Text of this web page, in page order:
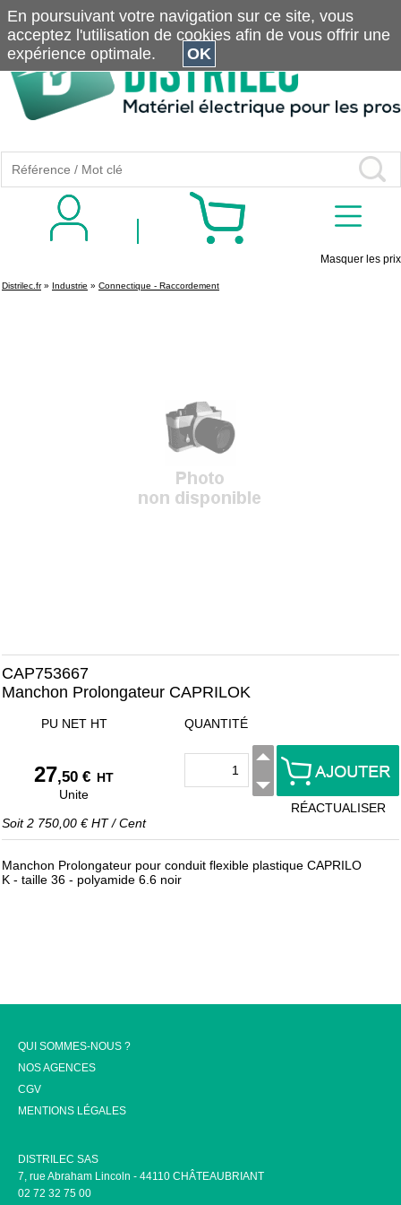
Masquer les prix
Distrilec.fr» Industrie » Connectique - Raccordement
CAP753667
Manchon Prolongateur CAPRILOK
PU NET HT
27,50 € HT
Unite
Soit2 750,00 € HT/Cent
QUANTITÉ
RÉACTUALISER
Manchon Prolongateur pour conduit flexible plastique CAPRILO
K - taille 36 - polyamide 6.6 noir
QUI SOMMES-NOUS ?
NOS AGENCES
CGV
MENTIONS LÉGALES
DISTRILEC SAS
7, rue Abraham Lincoln - 44110 CHÂTEAUBRIANT
02 72 32 75 00
En poursuivant votre navigation sur ce site, vous
acceptez l'utilisation de cookies afin de vous offrir une
expérience optimale.
OK